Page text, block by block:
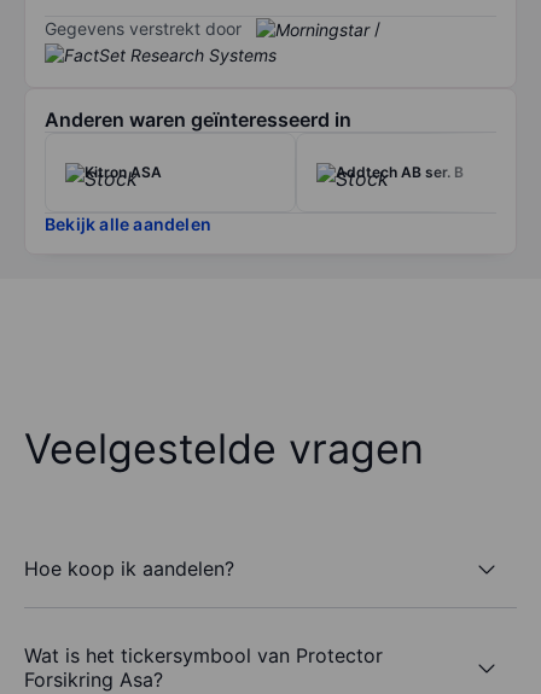
Gegevens verstrekt door /
Anderen waren geïnteresseerd in
Kitron ASA Addtech AB ser. B
Bekijk alle aandelen
Veelgestelde vragen
Hoe koop ik aandelen?
Wat is het tickersymbool van Protector
Forsikring Asa?